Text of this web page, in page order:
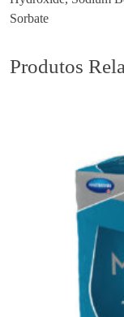
Sorbate
Produtos